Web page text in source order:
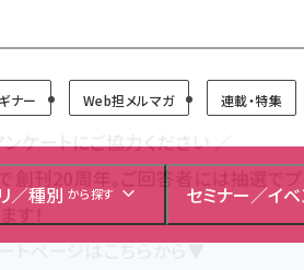
ナー Web担メルマガ 連載・特集
／種別 から探す セミナー／イベ
ンケートにご協力ください ／
トページはこちらから▼